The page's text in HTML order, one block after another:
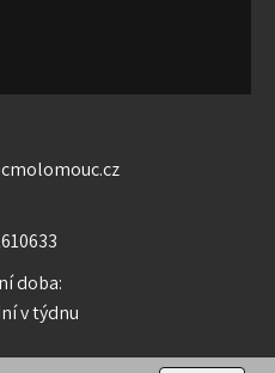
doba:
v týdnu